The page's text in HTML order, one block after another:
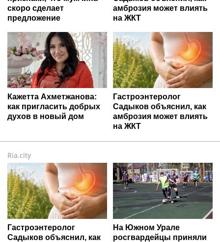
скоро сделает
предложение
амброзия может влиять
на ЖКТ
Кажетта Ахметжанова:
как пригласить добрых
духов в новый дом
Гастроэнтеролог
Садыков объяснил, как
амброзия может влиять
на ЖКТ
Ria.city
Гастроэнтеролог
Садыков объяснил, как
На Южном Урале
росгвардейцы приняли